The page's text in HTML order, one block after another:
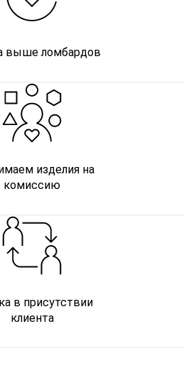
выше ломбардов
изделия на
комиссию
в присутствии
клиента